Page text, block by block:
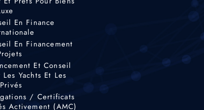
En Finance
En Financement
Et Conseil
Les Yachts Et Les
/ Certificats
Activement (AMC)